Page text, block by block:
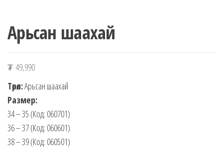
Арьсан шаахай
₮ 49,990
Төрөл:Арьсан шаахай
Размер:
34 – 35 (Код: 060701)
36 – 37 (Код: 060601)
38 – 39 (Код: 060501)